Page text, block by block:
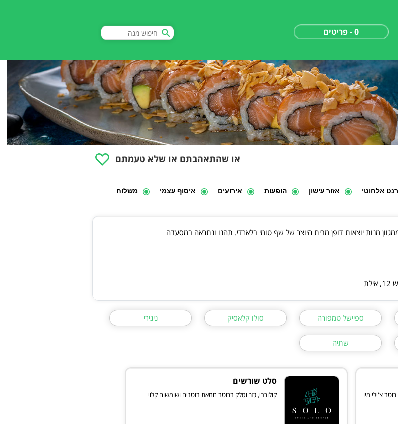
0 - פריטים
או שהתאהבתם או שלא טעמתם
אלחוטי אזור עישון הופעות אירועים איסוף עצמי
משלוח
מנות יוצאות דופן מבית היוצר של שף טומי בלארדי. תהנו ונתראה במסעדה
ספיישל טמפורה סולו קלאסיק ניגירי
שתיה
צ'ילי מיו
סלט שורשים
קולורבי, גזר וסלק ברוטב חמאת בוטנים ושומשום קלוי